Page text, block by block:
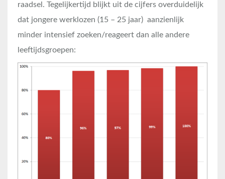
raadsel. Tegelijkertijd blijkt uit de cijfers overduidelijk
dat jongere werklozen (15 – 25 jaar) aanzienlijk
minder intensief zoeken/reageert dan alle andere
leeftijdsgroepen: